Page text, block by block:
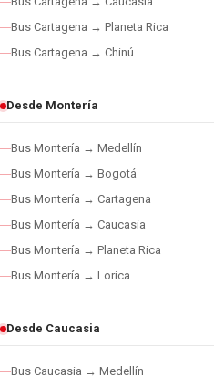
Bus Cartagena → Planeta Rica
Bus Cartagena → Chinú
Desde Montería
Bus Montería → Medellín
Bus Montería → Bogotá
Bus Montería → Cartagena
Bus Montería → Caucasia
Bus Montería → Planeta Rica
Bus Montería → Lorica
Desde Caucasia
Bus Caucasia → Medellín